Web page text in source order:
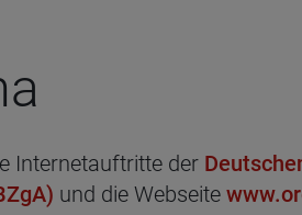
Internetauftritte der
und die Webseite